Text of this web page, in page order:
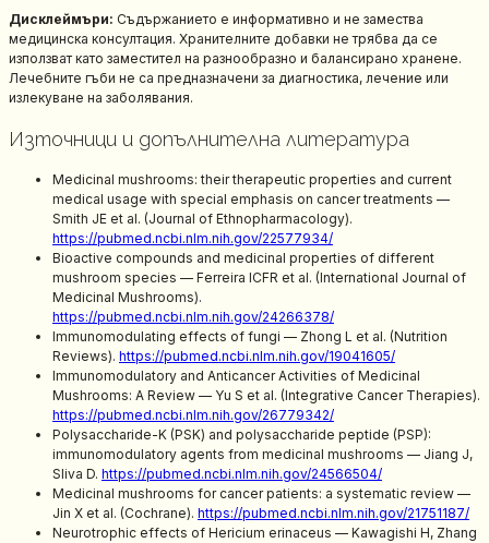
Дисклеймъри: Съдържанието е информативно и не замества
медицинска консултация. Хранителните добавки не трябва да се
използват като заместител на разнообразно и балансирано хранене.
Лечебните гъби не са предназначени за диагностика, лечение или
излекуване на заболявания.
Източници и допълнителна литература
Medicinal mushrooms: their therapeutic properties and current
medical usage with special emphasis on cancer treatments —
Smith JE et al. (Journal of Ethnopharmacology).
https://pubmed.ncbi.nlm.nih.gov/22577934/
Bioactive compounds and medicinal properties of different
mushroom species — Ferreira ICFR et al. (International Journal of
Medicinal Mushrooms).
https://pubmed.ncbi.nlm.nih.gov/24266378/
Immunomodulating effects of fungi — Zhong L et al. (Nutrition
Reviews). https://pubmed.ncbi.nlm.nih.gov/19041605/
Immunomodulatory and Anticancer Activities of Medicinal
Mushrooms: A Review — Yu S et al. (Integrative Cancer Therapies).
https://pubmed.ncbi.nlm.nih.gov/26779342/
Polysaccharide-K (PSK) and polysaccharide peptide (PSP):
immunomodulatory agents from medicinal mushrooms — Jiang J,
Sliva D. https://pubmed.ncbi.nlm.nih.gov/24566504/
Medicinal mushrooms for cancer patients: a systematic review —
Jin X et al. (Cochrane). https://pubmed.ncbi.nlm.nih.gov/21751187/
Neurotrophic effects of Hericium erinaceus — Kawagishi H, Zhang